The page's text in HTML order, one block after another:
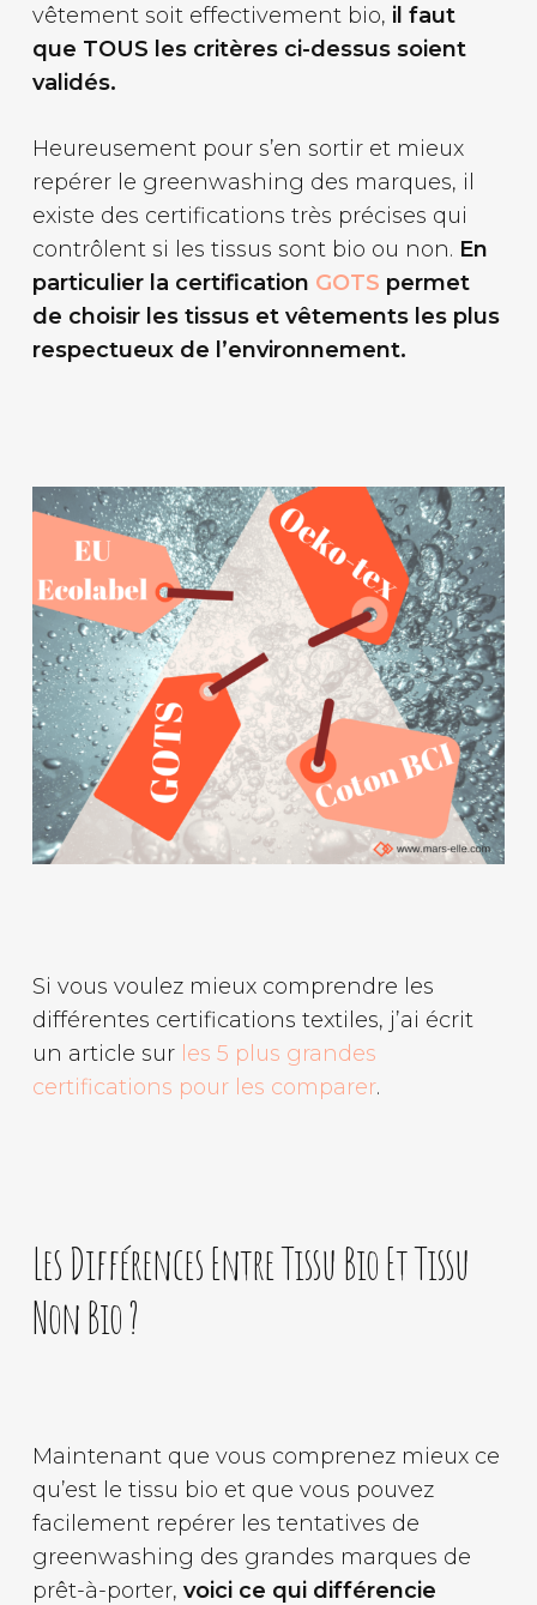
vêtement soit effectivement bio, il faut
que TOUS les critères ci-dessus soient
validés.
Heureusement pour s’en sortir et mieux
repérer le greenwashing des marques, il
existe des certifications très précises qui
contrôlent si les tissus sont bio ou non. En
particulier la certification GOTS permet
de choisir les tissus et vêtements les plus
respectueux de l’environnement.
Si vous voulez mieux comprendre les
différentes certifications textiles, j’ai écrit
un article sur les 5 plus grandes
certifications pour les comparer.
Les Différences Entre Tissu Bio Et Tissu
Non Bio ?
Maintenant que vous comprenez mieux ce
qu’est le tissu bio et que vous pouvez
facilement repérer les tentatives de
greenwashing des grandes marques de
prêt-à-porter, voici ce qui différencie